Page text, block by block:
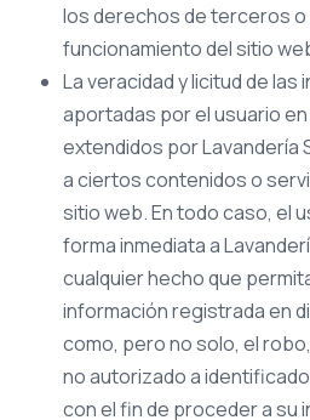
los derechos de terceros o
funcionamiento del sitio
La veracidad y licitud de las
aportadas por el usuario
extendidos por Lavandería
a ciertos contenidos o
sitio web. En todo caso, el
forma inmediata a
cualquier hecho que
información registrada en
como, pero no solo, el
no autorizado a
con el fin de proceder a su